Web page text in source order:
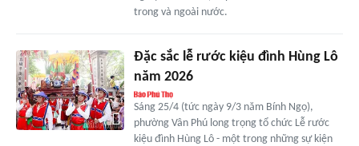
trong và ngoài nước.
Đặc sắc lễ rước kiệu đình Hùng Lô
năm 2026
Sáng 25/4 (tức ngày 9/3 năm Bính Ngọ),
phường Vân Phú long trọng tổ chức Lễ rước
kiệu đình Hùng Lô - một trong những sự kiện